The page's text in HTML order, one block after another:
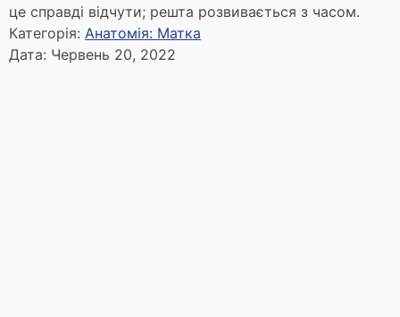
це справді відчути; решта розвивається з часом.
Категорія: Анатомія: Матка
Дата: Червень 20, 2022